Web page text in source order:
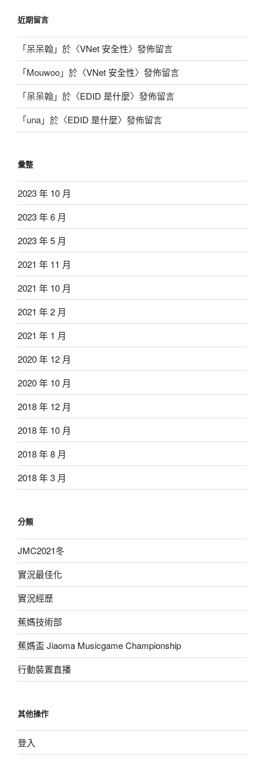
近期留言
「呆呆翰」於〈VNet 安全性〉發佈留言
「Mouwoo」於〈VNet 安全性〉發佈留言
「呆呆翰」於〈EDID 是什麼〉發佈留言
「una」於〈EDID 是什麼〉發佈留言
彙整
2023 年 10 月
2023 年 6 月
2023 年 5 月
2021 年 11 月
2021 年 10 月
2021 年 2 月
2021 年 1 月
2020 年 12 月
2020 年 10 月
2018 年 12 月
2018 年 10 月
2018 年 8 月
2018 年 3 月
分類
JMC2021冬
實況最佳化
實況經歷
蕉媽技術部
蕉媽盃 Jiaoma Musicgame Championship
行動裝置直播
其他操作
登入